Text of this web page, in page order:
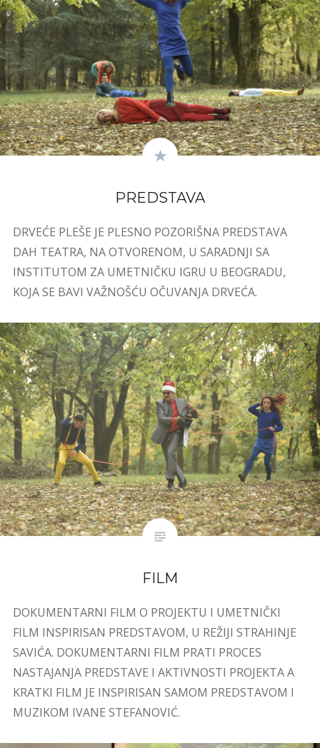
PREDSTAVA
DRVEĆE PLEŠE JE PLESNO POZORIŠNA PREDSTAVA
DAH TEATRA, NA OTVORENOM, U SARADNJI SA
INSTITUTOM ZA UMETNIČKU IGRU U BEOGRADU,
KOJA SE BAVI VAŽNOŠĆU OČUVANJA DRVEĆA.
FILM
DOKUMENTARNI FILM O PROJEKTU I UMETNIČKI
FILM INSPIRISAN PREDSTAVOM, U REŽIJI STRAHINJE
SAVIĆA. DOKUMENTARNI FILM PRATI PROCES
NASTAJANJA PREDSTAVE I AKTIVNOSTI PROJEKTA A
KRATKI FILM JE INSPIRISAN SAMOM PREDSTAVOM I
MUZIKOM IVANE STEFANOVIĆ.